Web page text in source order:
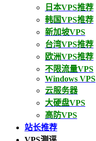
日本VPS推荐
韩国VPS推荐
新加坡VPS
台湾VPS推荐
欧洲VPS推荐
不限流量VPS
Windows VPS
云服务器
大硬盘VPS
高防VPS
站长推荐